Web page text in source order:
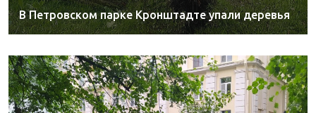
В Петровском парке Кронштадте упали деревья